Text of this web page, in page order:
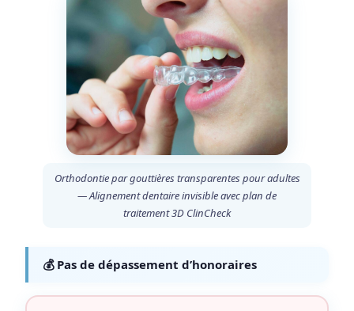
Orthodontie par gouttières transparentes pour adultes
— Alignement dentaire invisible avec plan de
traitement 3D ClinCheck
💰 Pas de dépassement d’honoraires